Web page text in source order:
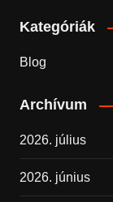
Kategóriák
Blog
Archívum
2026. július
2026. június